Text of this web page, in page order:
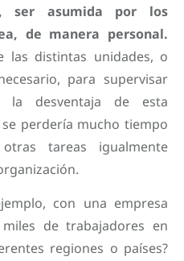
ser asumida por los
de manera personal.
las distintas unidades, o
para supervisar
la desventaja de esta
perdería mucho tiempo
tareas igualmente
con una empresa
de trabajadores en
regiones o países?